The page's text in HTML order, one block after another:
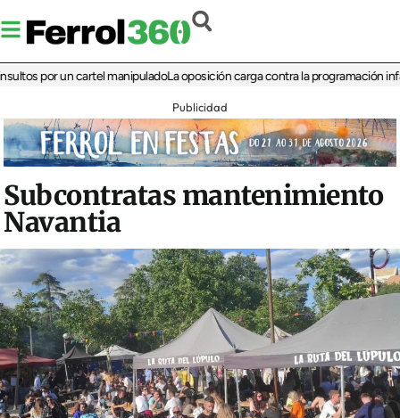
por un cartel manipuladoLa oposición carga contra la programación infantil
Publicidad
Subcontratas mantenimiento
Navantia